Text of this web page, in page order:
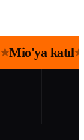
★Mio'ya katıl★